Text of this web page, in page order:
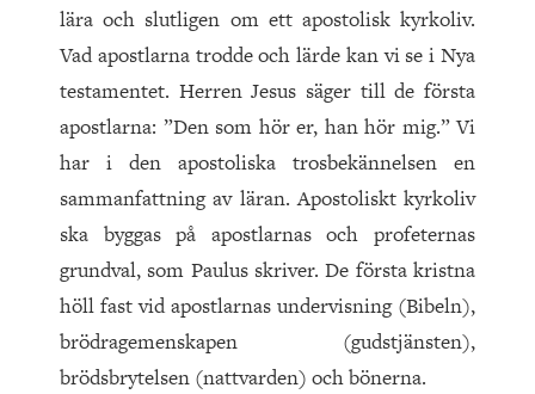
lära och slutligen om ett apostolisk kyrkoliv.
Vad apostlarna trodde och lärde kan vi se i Nya
testamentet. Herren Jesus säger till de första
apostlarna: ”Den som hör er, han hör mig.” Vi
har i den apostoliska trosbekännelsen en
sammanfattning av läran. Apostoliskt kyrkoliv
ska byggas på apostlarnas och profeternas
grundval, som Paulus skriver. De första kristna
höll fast vid apostlarnas undervisning (Bibeln),
brödragemenskapen (gudstjänsten),
brödsbrytelsen (nattvarden) och bönerna.